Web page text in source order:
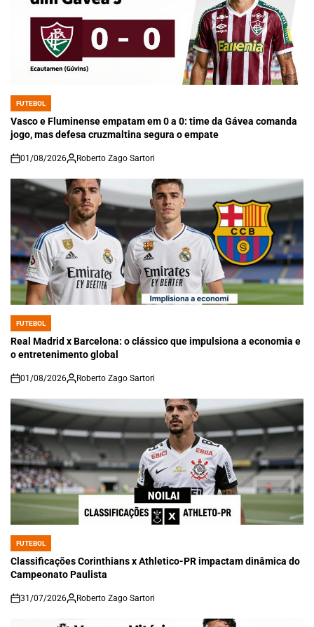
POSTED
IN
FUTEBOL
Vasco e Fluminense empatam em 0 a 0: time da Gávea comanda
jogo, mas defesa cruzmaltina segura o empate
on
01/08/2026 Roberto Zago Sartori
POSTED
IN
FUTEBOL
Real Madrid x Barcelona: o clássico que impulsiona a economia e
o entretenimento global
on
01/08/2026 Roberto Zago Sartori
POSTED
IN
FUTEBOL
Classificações Corinthians x Athletico-PR impactam dinâmica do
Campeonato Paulista
on
31/07/2026 Roberto Zago Sartori